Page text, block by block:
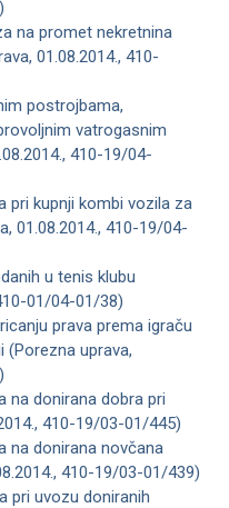
na promet nekretnina
01.08.2014., 410-
postrojbama,
vatrogasnim
410-19/04-
pri kupnji kombi vozila za
01.08.2014., 410-19/04-
u tenis klubu
01/04-01/38)
prava prema igraču
(Porezna uprava,
na donirana dobra pri
410-19/03-01/445)
na donirana novčana
410-19/03-01/439)
pri uvozu doniranih